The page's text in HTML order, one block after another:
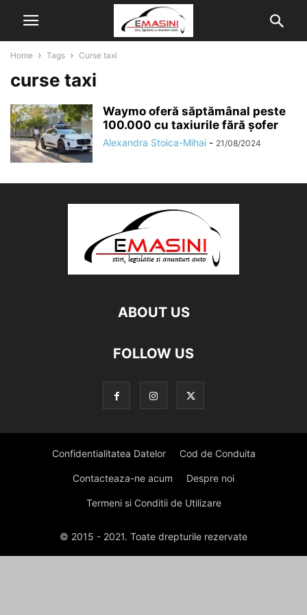
Home Tags Curse taxi
curse taxi
Waymo oferă săptămânal peste
100.000 cu taxiurile fără șofer
Alexandra Stoica-Mihai - 21/08/2024
ABOUT US
FOLLOW US
Confidentialitatea Datelor Cod de Conduita
Contacteaza-ne acum Despre noi
Termeni si Conditii de Utilizare
© 2015 - 2021. Toate drepturile rezervate